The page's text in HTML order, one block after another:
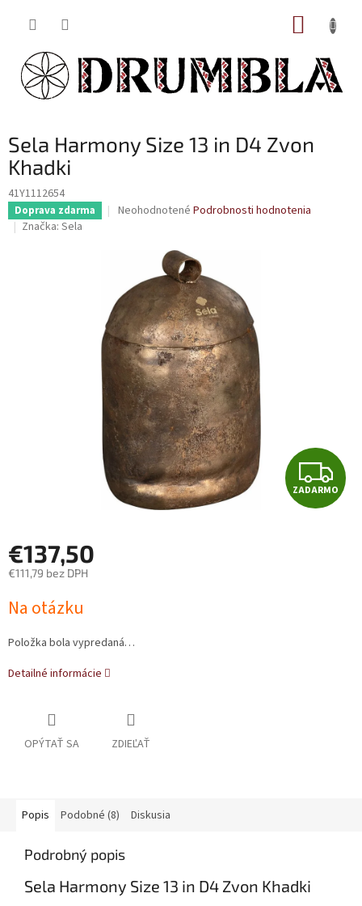
Sela Harmony Size 13 in D4 Zvon
Khadki
41Y1112654
Doprava zdarma
Priemerné
5
hviezdičiek.
Neohodnotené Podrobnosti hodnotenia
Značka: Sela
Z
A
ZADARMO
€137,50
€111,79 bez DPH
cena:
Na otázku
Položka bola vypredaná…
Detailné informácie
OPÝTAŤ SA ZDIEĽAŤ
Popis Podobné (8) Diskusia
Podrobný popis
Sela Harmony Size 13 in D4 Zvon Khadki